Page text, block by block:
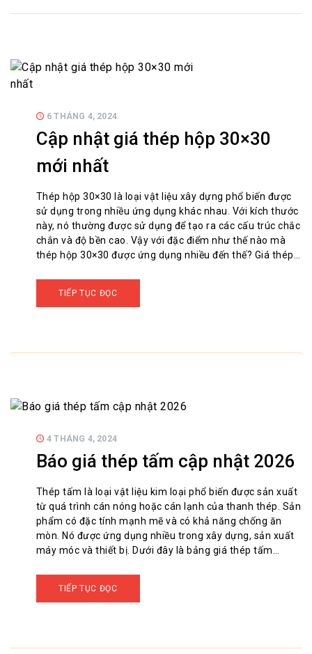
6 THÁNG 4, 2024
Cập nhật giá thép hộp 30×30
mới nhất
Thép hộp 30×30 là loại vật liệu xây dựng phổ biến được
sử dụng trong nhiều ứng dụng khác nhau. Với kích thước
này, nó thường được sử dụng để tạo ra các cấu trúc chắc
chắn và độ bền cao. Vậy với đặc điểm như thế nào mà
thép hộp 30×30 được ứng dụng nhiều đến thế? Giá thép…
TIẾP TỤC ĐỌC
4 THÁNG 4, 2024
Báo giá thép tấm cập nhật 2026
Thép tấm là loại vật liệu kim loại phổ biến được sản xuất
từ quá trình cán nóng hoặc cán lạnh của thanh thép. Sản
phẩm có đặc tính mạnh mẽ và có khả năng chống ăn
mòn. Nó được ứng dụng nhiều trong xây dựng, sản xuất
máy móc và thiết bị. Dưới đây là bảng giá thép tấm…
TIẾP TỤC ĐỌC